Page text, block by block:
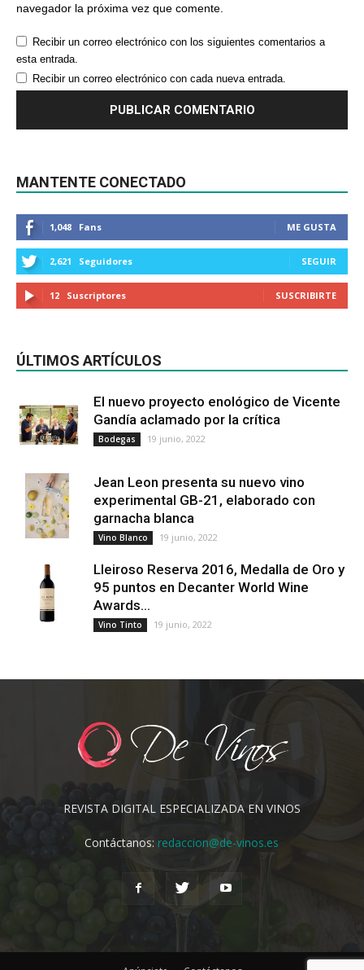
navegador la próxima vez que comente.
Recibir un correo electrónico con los siguientes comentarios a
esta entrada.
Recibir un correo electrónico con cada nueva entrada.
MANTENTE CONECTADO
1,048 Fans ME GUSTA
2,621 Seguidores SEGUIR
12 Suscriptores SUSCRIBIRTE
ÚLTIMOS ARTÍCULOS
El nuevo proyecto enológico de Vicente
Gandía aclamado por la crítica
Bodegas 19 junio, 2022
Jean Leon presenta su nuevo vino
experimental GB-21, elaborado con
garnacha blanca
Vino Blanco 19 junio, 2022
Lleiroso Reserva 2016, Medalla de Oro y
95 puntos en Decanter World Wine
Awards...
Vino Tinto 19 junio, 2022
REVISTA DIGITAL ESPECIALIZADA EN VINOS
Contáctanos:redaccion@de-vinos.es